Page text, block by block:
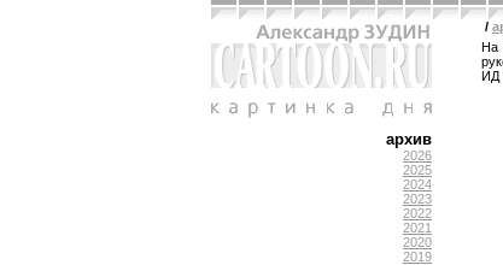
архив
2026
2025
2024
2023
2022
2021
2020
2019
/
На
ИД